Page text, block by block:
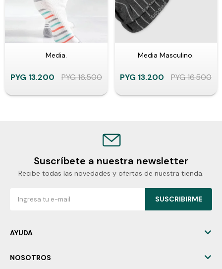
Media.
PYG 13.200 PYG16.500
Media Masculino.
PYG 13.200 PYG16.500
Suscríbete a nuestra newsletter
Recibe todas las novedades y ofertas de nuestra tienda.
SUSCRIBIRME
AYUDA
NOSOTROS